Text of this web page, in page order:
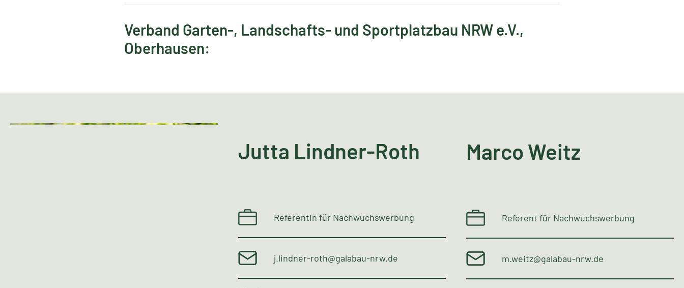
Verband Garten-, Landschafts- und Sportplatzbau NRW e.V.,
Oberhausen:
Jutta Lindner-Roth
Referentin für Nachwuchswerbung
j.lindner-roth@galabau-nrw.de
Marco Weitz
Referent für Nachwuchswerbung
m.weitz@galabau-nrw.de